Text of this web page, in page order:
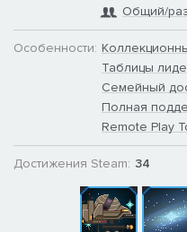
Общий/
Особенности:
Таблицы
Семейный
Полная
Remote Play
Достижения Steam: 34